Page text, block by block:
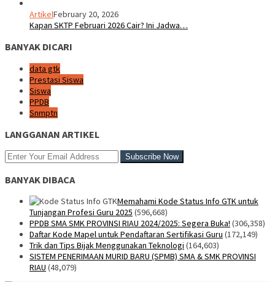
ArtikelFebruary 20, 2026
Kapan SKTP Februari 2026 Cair? Ini Jadwa…
BANYAK DICARI
data gtk
Prestasi Siswa
Siswa
PPDB
Snmptn
LANGGANAN ARTIKEL
BANYAK DIBACA
Memahami Kode Status Info GTK untuk
Tunjangan Profesi Guru 2025 (596,668)
PPDB SMA SMK PROVINSI RIAU 2024/2025: Segera Buka! (306,358)
Daftar Kode Mapel untuk Pendaftaran Sertifikasi Guru (172,149)
Trik dan Tips Bijak Menggunakan Teknologi (164,603)
SISTEM PENERIMAAN MURID BARU (SPMB) SMA & SMK PROVINSI
RIAU (48,079)